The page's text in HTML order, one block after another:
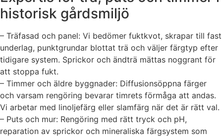
historisk gårdsmiljö
– Träfasad och panel: Vi bedömer fuktkvot, skrapar till fast
underlag, punktgrundar blottat trä och väljer färgtyp efter
tidigare system. Sprickor och ändträ mättas noggrant för
att stoppa fukt.
– Timmer och äldre byggnader: Diffusionsöppna färger
och varsam rengöring bevarar timrets förmåga att andas.
Vi arbetar med linoljefärg eller slamfärg när det är rätt val.
– Puts och mur: Rengöring med rätt tryck och pH,
reparation av sprickor och mineraliska färgsystem som